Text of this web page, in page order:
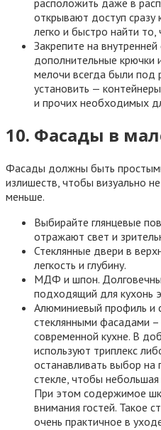
открывают доступ
легко и быстро найти то,
Закрепите на
дополнительные крючки
мелочи всегда были
установить —
и прочих необходимых
10. Фасады в
Фасады должны быть
излишеств, чтобы визуально
меньше.
Выбирайте глянцевые
отражают свет и
Стеклянные двери в
легкость и глубину.
МДФ и шпон.
подходящий для кухонь
Алюминиевый профиль и
стеклянными фасадами
современной кухне. В
используют триплекс
останавливать выбор
стекле, чтобы
При этом содержимое
внимания гостей. Такое
очень практичное в